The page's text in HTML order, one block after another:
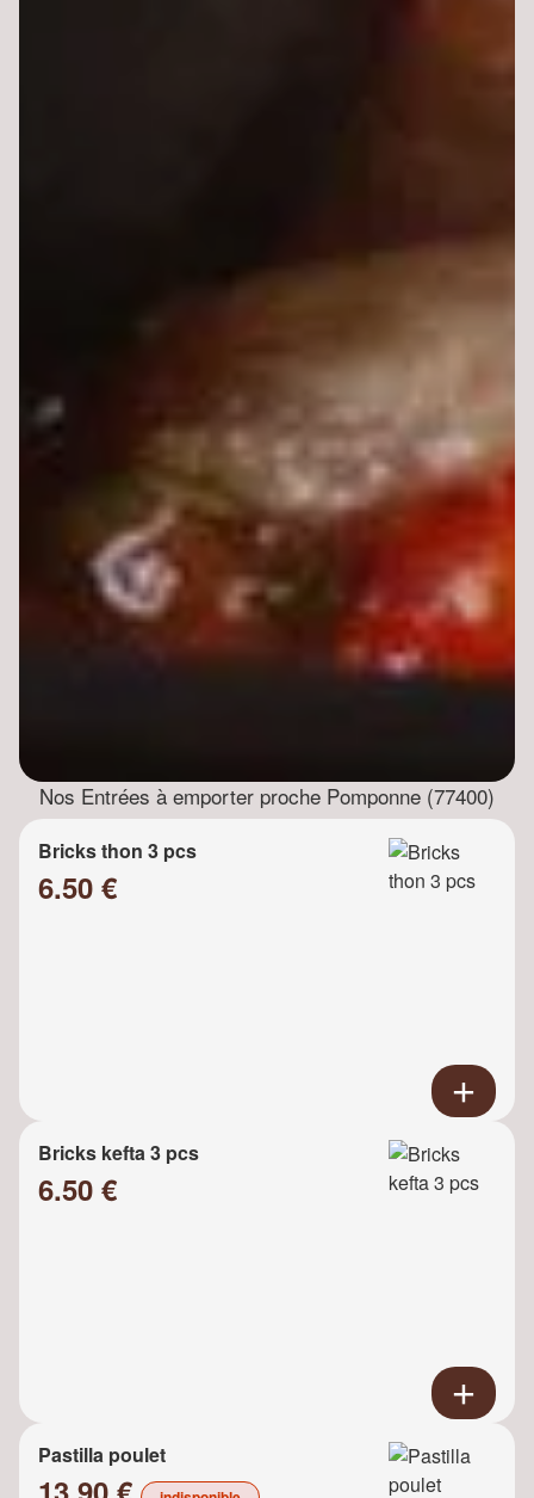
Nos Entrées à emporter proche Pomponne (77400)
Bricks thon 3 pcs
6.50 €
Bricks kefta 3 pcs
6.50 €
Pastilla poulet